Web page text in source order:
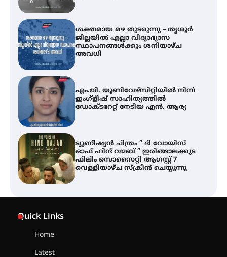
ശക്തമായ മഴ തുടരുന്നു – തൃശൂർ
ജില്ലയിൽ എല്ലാ വിദ്യാഭ്യാസ
സ്ഥാപനങ്ങൾക്കും ശനിയാഴ്ച
അവധി
എം.ജി. യൂണിവേഴ്‌സിറ്റിയിൽ നിന്ന്
ഇംഗ്ളീഷ് സാഹിത്യത്തിൽ
ഡോക്ടറേറ്റ് നേടിയ എൻ. ആര്യ
ട്യുണീഷ്യൻ ചിത്രം ” ദി വോയിസ്
ഓഫ് ഹിന്ദ് റജബ് ” ഇരിങ്ങാലക്കുട
ഫിലിം സൊസൈറ്റി ആഗസ്റ്റ് 7
വെള്ളിയാഴ്ച സ്‌ക്രീൻ ചെയ്യുന്നു
Quick Links
Home
Latest